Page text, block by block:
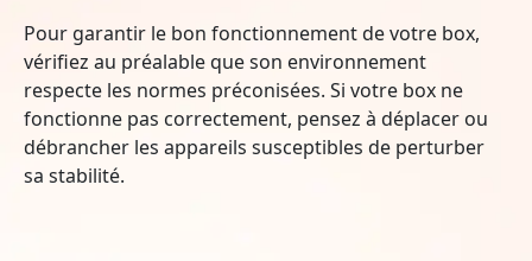
Pour garantir le bon fonctionnement de votre box,
vérifiez au préalable que son environnement
respecte les normes préconisées. Si votre box ne
fonctionne pas correctement, pensez à déplacer ou
débrancher les appareils susceptibles de perturber
sa stabilité.